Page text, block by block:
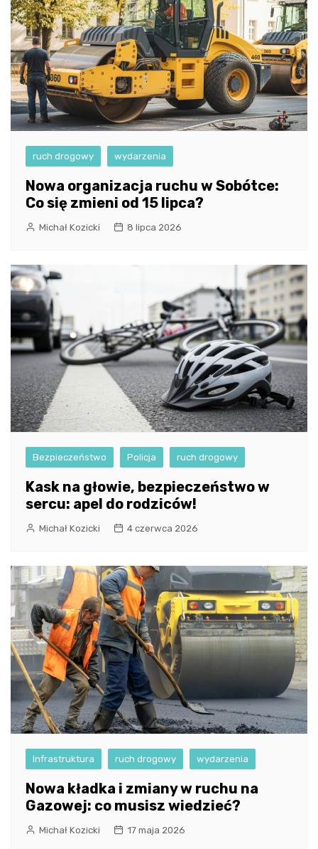
ruch drogowy wydarzenia
Nowa organizacja ruchu w Sobótce:
Co się zmieni od 15 lipca?
Michał Kozicki 8 lipca 2026
Bezpieczeństwo Policja ruch drogowy
Kask na głowie, bezpieczeństwo w
sercu: apel do rodziców!
Michał Kozicki 4 czerwca 2026
Infrastruktura ruch drogowy wydarzenia
Nowa kładka i zmiany w ruchu na
Gazowej: co musisz wiedzieć?
Michał Kozicki 17 maja 2026